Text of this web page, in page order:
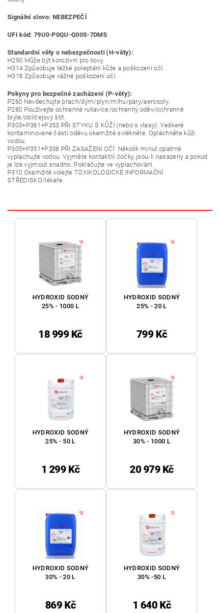
Signální slovo: NEBEZPEČÍ
UFI kód: 79U0-P0QU-Q00S-7DMS
Standardní věty o nebezpečnosti (H-věty):
H290 Může být korozivní pro kovy.
H314 Způsobuje těžké poleptání kůže a poškození očí.
H318 Způsobuje vážné poškození očí.
Pokyny pro bezpečné zacházení (P-věty):
P260 Nevdechujte prach/dým/plyn/mlhu/páry/aerosoly.
P280 Používejte ochranné rukavice/ochranný oděv/ochranné
brýle/obličejový štít.
P303+P361+P353 PŘI STYKU S KŮŽÍ (nebo s vlasy): Veškeré
kontaminované části oděvu okamžitě svlékněte. Opláchněte kůži
vodou.
P305+P351+P338 PŘI ZASAŽENÍ OČÍ: Několik minut opatrně
vyplachujte vodou. Vyjměte kontaktní čočky, jsou-li nasazeny a pokud
je lze vyjmout snadno. Pokračujte ve vyplachování.
P310 Okamžitě volejte TOXIKOLOGICKÉ INFORMAČNÍ
STŘEDISKO/lékaře.
HYDROXID SODNÝ
25% - 1000 L
18 999 Kč
HYDROXID SODNÝ
25% - 20 L
799 Kč
HYDROXID SODNÝ
25% - 50 L
1 299 Kč
HYDROXID SODNÝ
30% - 1000 L
20 979 Kč
HYDROXID SODNÝ
30% - 20 L
869 Kč
HYDROXID SODNÝ
30% -50 L
1 640 Kč